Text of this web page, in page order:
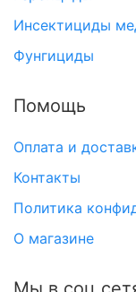
Инсектициды
Фунгициды
Помощь
Оплата и
Контакты
Политика
О магазине